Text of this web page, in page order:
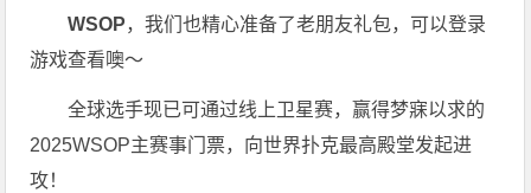
WSOP，我们也精心准备了老朋友礼包，可以登录
游戏查看噢～
全球选手现已可通过线上卫星赛，赢得梦寐以求的
2025WSOP主赛事门票，向世界扑克最高殿堂发起进
攻！